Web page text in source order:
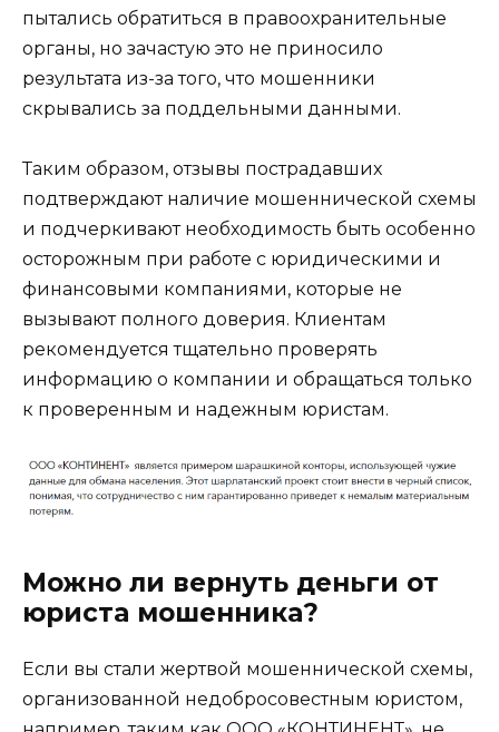
пытались обратиться в правоохранительные
органы, но зачастую это не приносило
результата из-за того, что мошенники
скрывались за поддельными данными.
Таким образом, отзывы пострадавших
подтверждают наличие мошеннической схемы
и подчеркивают необходимость быть особенно
осторожным при работе с юридическими и
финансовыми компаниями, которые не
вызывают полного доверия. Клиентам
рекомендуется тщательно проверять
информацию о компании и обращаться только
к проверенным и надежным юристам.
Можно ли вернуть деньги от
юриста мошенника?
Если вы стали жертвой мошеннической схемы,
организованной недобросовестным юристом,